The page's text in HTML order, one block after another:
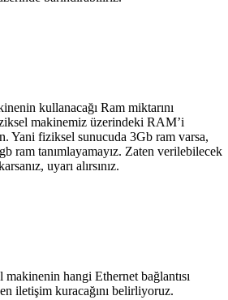
kullanacağı Ram miktarını
makinemiz üzerindeki RAM’i
Yani fiziksel sunucuda 3Gb ram varsa,
ram tanımlayamayız. Zaten verilebilecek
uyarı alırsınız.
makinenin hangi Ethernet bağlantısı
iletişim kuracağını belirliyoruz.